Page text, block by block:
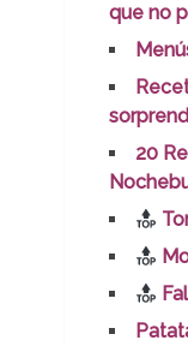
que no
20